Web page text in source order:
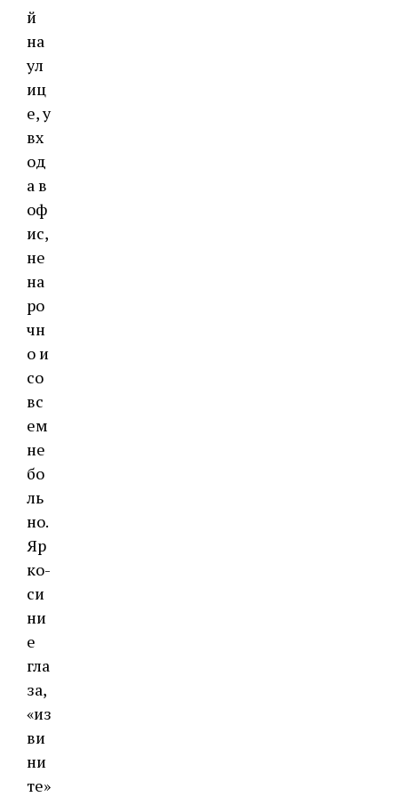
й
на
ул
иц
е, у
вх
од
а в
оф
ис,
не
на
ро
чн
о и
со
вс
ем
не
бо
ль
но.
Яр
ко-
си
ни
е
гла
за,
«из
ви
ни
те»